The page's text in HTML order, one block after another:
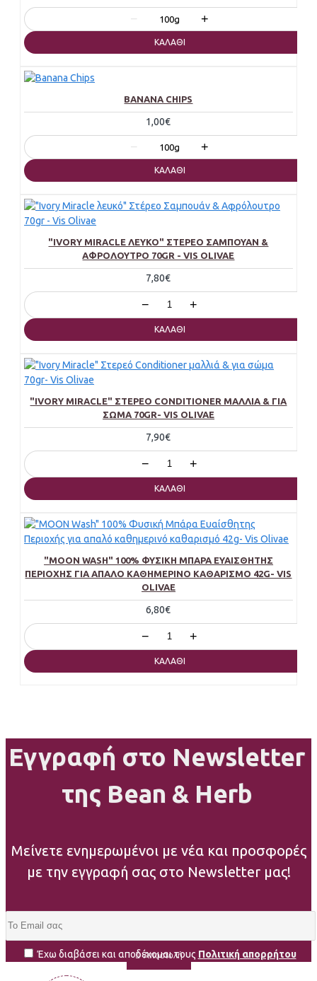
− 100g +
ΚΑΛΆΘΙ
BANANA CHIPS
1,00€
− 100g +
ΚΑΛΆΘΙ
"IVORY MIRACLE ΛΕΥΚΌ" ΣΤΈΡΕΟ ΣΑΜΠΟΥΆΝ &
ΑΦΡΌΛΟΥΤΡΟ 70GR - VIS OLIVAE
7,80€
− +
ΚΑΛΆΘΙ
"IVORY MIRACLE" ΣΤΕΡΕΌ CONDITIONER ΜΑΛΛΙΆ & ΓΙΑ
ΣΏΜΑ 70GR- VIS OLIVAE
7,90€
− +
ΚΑΛΆΘΙ
"MOON WASH" 100% ΦΥΣΙΚΉ ΜΠΆΡΑ ΕΥΑΊΣΘΗΤΗΣ
ΠΕΡΙΟΧΉΣ ΓΙΑ ΑΠΑΛΌ ΚΑΘΗΜΕΡΙΝΌ ΚΑΘΑΡΙΣΜΌ 42G- VIS
OLIVAE
6,80€
− +
ΚΑΛΆΘΙ
Εγγραφή στο Newsletter
της Bean & Herb
Μείνετε ενημερωμένοι με νέα και προσφορές
με την εγγραφή σας στο Newsletter μας!
Αποστολή
Έχω διαβάσει και αποδέχομαι τους Πολιτική απορρήτου